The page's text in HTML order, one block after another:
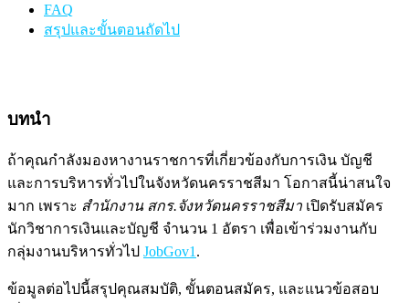
FAQ
สรุปและขั้นตอนถัดไป
บทนำ
ถ้าคุณกำลังมองหางานราชการที่เกี่ยวข้องกับการเงิน บัญชี
และการบริหารทั่วไปในจังหวัดนครราชสีมา โอกาสนี้น่าสนใจ
มาก เพราะ สำนักงาน สกร.จังหวัดนครราชสีมา เปิดรับสมัคร
นักวิชาการเงินและบัญชี จำนวน 1 อัตรา เพื่อเข้าร่วมงานกับ
กลุ่มงานบริหารทั่วไป JobGov1 .
ข้อมูลต่อไปนี้สรุปคุณสมบัติ, ขั้นตอนสมัคร, และแนวข้อสอบ